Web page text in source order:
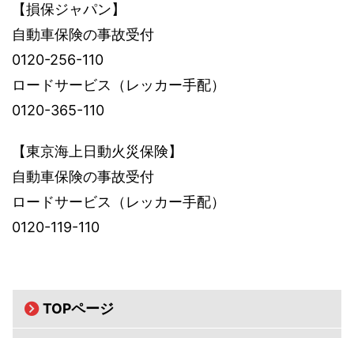
【損保ジャパン】
自動車保険の事故受付
0120-256-110
ロードサービス（レッカー手配）
0120-365-110
【東京海上日動火災保険】
自動車保険の事故受付
ロードサービス（レッカー手配）
0120-119-110
TOPページ